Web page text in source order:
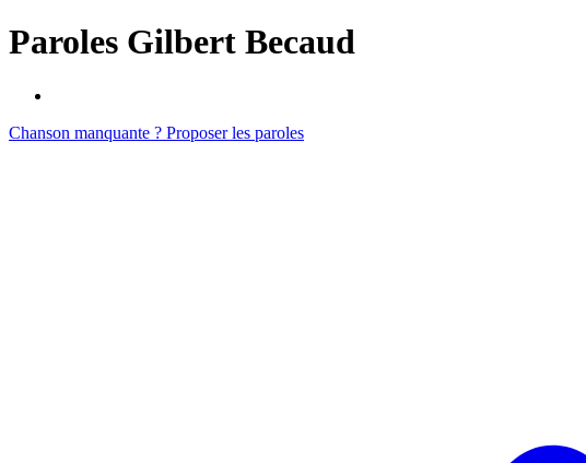
Paroles Gilbert Becaud
Chanson manquante ? Proposer les paroles